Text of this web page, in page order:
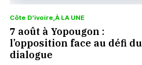
Côte D’ivoire À LA UNE
7 août à Yopougon :
l’opposition face au défi du
dialogue